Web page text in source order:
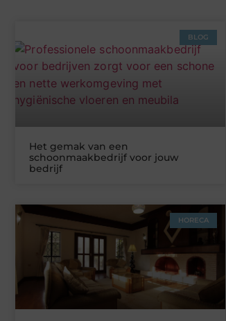
BLOG
Het gemak van een
schoonmaakbedrijf voor jouw
bedrijf
HORECA